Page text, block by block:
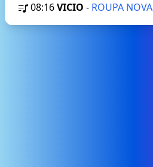
08:16VICIO - ROUPA NOVA